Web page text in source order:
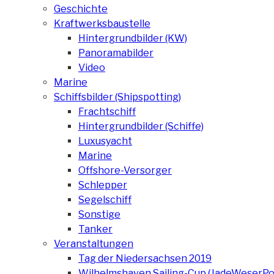
Geschichte
Kraftwerksbaustelle
Hintergrundbilder (KW)
Panoramabilder
Video
Marine
Schiffsbilder (Shipspotting)
Frachtschiff
Hintergrundbilder (Schiffe)
Luxusyacht
Marine
Offshore-Versorger
Schlepper
Segelschiff
Sonstige
Tanker
Veranstaltungen
Tag der Niedersachsen 2019